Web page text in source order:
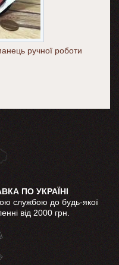
ручної роботи
ПО УКРАЇНІ
службою до будь-якої
від 2000 грн.